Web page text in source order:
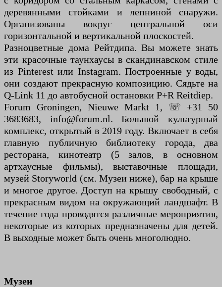
деревянными стойками и лепниной снаружи.
Организованы вокруг центральной оси
горизонтальной и вертикальной плоскостей.
Разноцветные дома Рейтдипа. Вы можете знать
эти красочные таунхаусы в скандинавском стиле
из Pinterest или Instagram. Построенные у воды,
они создают прекрасную композицию. Сядьте на
Q-Link 11 до автобусной остановки P+R Reitdiep.
Forum Groningen, Nieuwe Markt 1, ☏ +31 50
3683683, info@forum.nl. Большой культурный
комплекс, открытый в 2019 году. Включает в себя
главную публичную библиотеку города, два
ресторана, кинотеатр (5 залов, в основном
артхаусные фильмы), выставочные площади,
музей Storyworld (см. Музеи ниже), бар на крыше
и многое другое. Доступ на крышу свободный, с
прекрасным видом на окружающий ландшафт. В
течение года проводятся различные мероприятия,
некоторые из которых предназначены для детей.
В выходные может быть очень многолюдно.
Музеи